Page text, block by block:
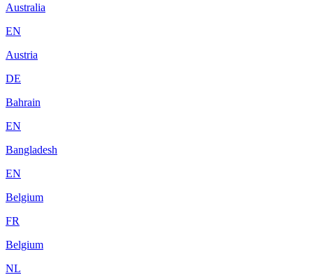
Australia
EN
Austria
DE
Bahrain
EN
Bangladesh
EN
Belgium
FR
Belgium
NL